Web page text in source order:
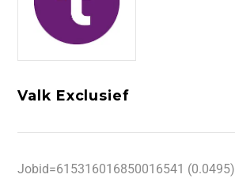
Valk Exclusief
Jobid=615316016850016541 (0.0495)